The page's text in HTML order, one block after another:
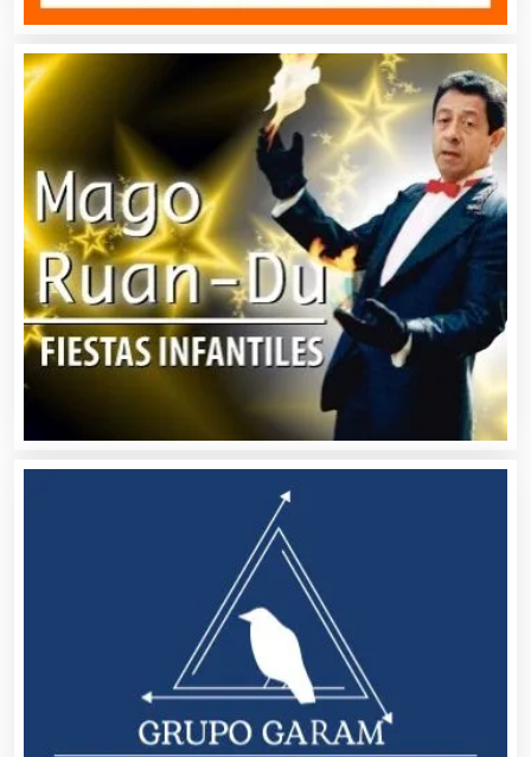
Artículos de Piel
Artículos Deportivos
Artículos Importados
Artículos para el Hogar
Artículos para Regalos
Artículos Publicitarios
Aseguradoras
Asesores Técnicos